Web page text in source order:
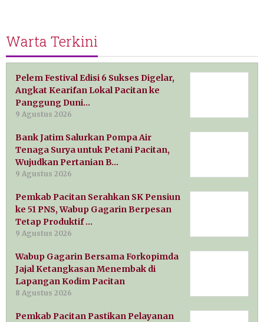
Warta Terkini
Pelem Festival Edisi 6 Sukses Digelar,
Angkat Kearifan Lokal Pacitan ke
Panggung Duni…
9 Agustus 2026
Bank Jatim Salurkan Pompa Air
Tenaga Surya untuk Petani Pacitan,
Wujudkan Pertanian B…
9 Agustus 2026
Pemkab Pacitan Serahkan SK Pensiun
ke 51 PNS, Wabup Gagarin Berpesan
Tetap Produktif …
9 Agustus 2026
Wabup Gagarin Bersama Forkopimda
Jajal Ketangkasan Menembak di
Lapangan Kodim Pacitan
8 Agustus 2026
Pemkab Pacitan Pastikan Pelayanan